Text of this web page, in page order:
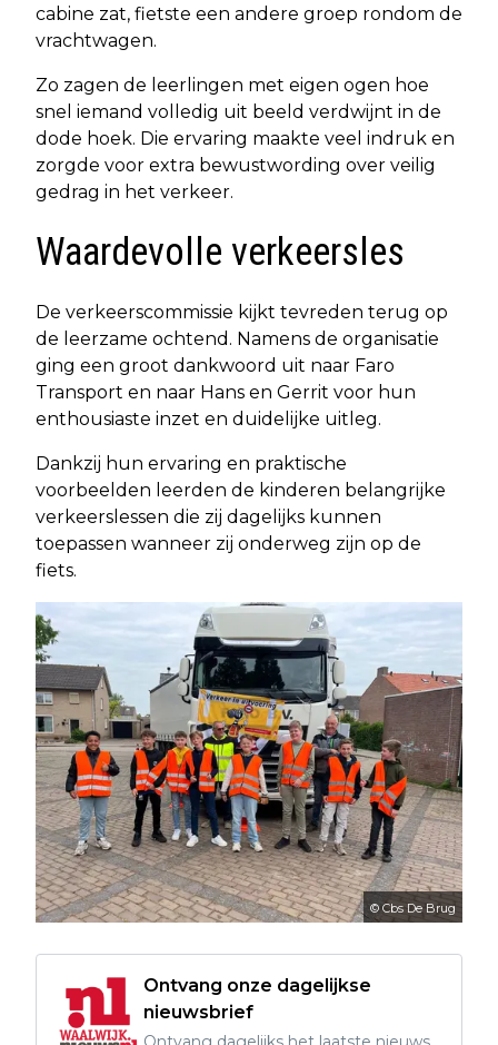
cabine zat, fietste een andere groep rondom de
vrachtwagen.
Zo zagen de leerlingen met eigen ogen hoe
snel iemand volledig uit beeld verdwijnt in de
dode hoek. Die ervaring maakte veel indruk en
zorgde voor extra bewustwording over veilig
gedrag in het verkeer.
Waardevolle verkeersles
De verkeerscommissie kijkt tevreden terug op
de leerzame ochtend. Namens de organisatie
ging een groot dankwoord uit naar Faro
Transport en naar Hans en Gerrit voor hun
enthousiaste inzet en duidelijke uitleg.
Dankzij hun ervaring en praktische
voorbeelden leerden de kinderen belangrijke
verkeerslessen die zij dagelijks kunnen
toepassen wanneer zij onderweg zijn op de
fiets.
© Cbs De Brug
Ontvang onze dagelijkse
nieuwsbrief